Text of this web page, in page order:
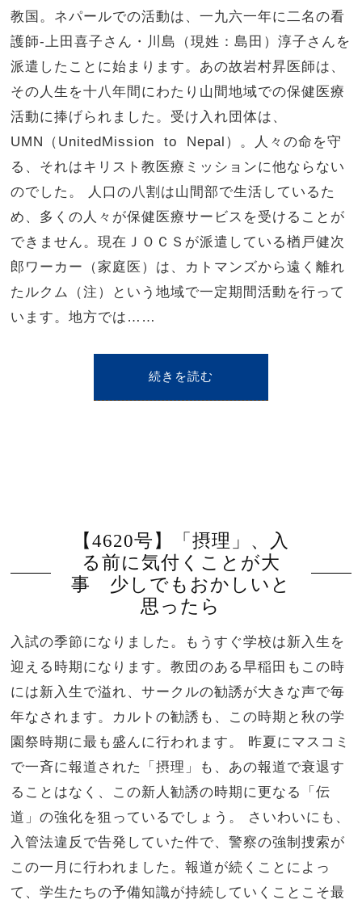
教国。ネパールでの活動は、一九六一年に二名の看
護師-上田喜子さん・川島（現姓：島田）淳子さんを
派遣したことに始まります。あの故岩村昇医師は、
その人生を十八年間にわたり山間地域での保健医療
活動に捧げられました。受け入れ団体は、
UMN（UnitedMission to Nepal）。人々の命を守
る、それはキリスト教医療ミッションに他ならない
のでした。 人口の八割は山間部で生活しているた
め、多くの人々が保健医療サービスを受けることが
できません。現在ＪＯＣＳが派遣している楢戸健次
郎ワーカー（家庭医）は、カトマンズから遠く離れ
たルクム（注）という地域で一定期間活動を行って
います。地方では……
続きを読む
【4620号】「摂理」、入
る前に気付くことが大
事 少しでもおかしいと
思ったら
入試の季節になりました。もうすぐ学校は新入生を
迎える時期になります。教団のある早稲田もこの時
には新入生で溢れ、サークルの勧誘が大きな声で毎
年なされます。カルトの勧誘も、この時期と秋の学
園祭時期に最も盛んに行われます。 昨夏にマスコミ
で一斉に報道された「摂理」も、あの報道で衰退す
ることはなく、この新人勧誘の時期に更なる「伝
道」の強化を狙っているでしょう。 さいわいにも、
入管法違反で告発していた件で、警察の強制捜索が
この一月に行われました。報道が続くことによっ
て、学生たちの予備知識が持続していくことこそ最